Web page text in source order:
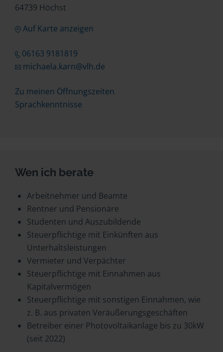
64739 Höchst
Auf Karte anzeigen
06163 9181819
michaela.karn@vlh.de
Zu meinen Öffnungszeiten
Sprachkenntnisse
Wen ich berate
Arbeitnehmer und Beamte
Rentner und Pensionäre
Studenten und Auszubildende
Steuerpflichtige mit Einkünften aus
Unterhaltsleistungen
Vermieter und Verpächter
Steuerpflichtige mit Einnahmen aus
Kapitalvermögen
Steuerpflichtige mit sonstigen Einnahmen, wie
z. B. aus privaten Veräußerungsgeschäften
Betreiber einer Photovoltaikanlage bis zu 30kW
(seit 2022)